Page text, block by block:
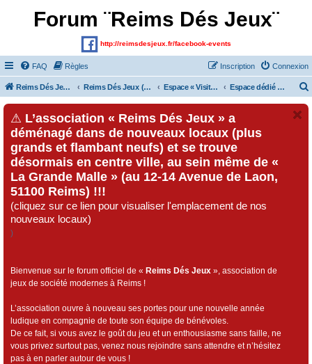
Forum ¨Reims Dés Jeux¨
http://reimsdesjeux.fr/facebook-events
FAQ Règles Connexion
Inscription
Reims Dés Jeux (Site) Reims Dés Jeux (Forum) Espace « Visiteurs » et inscrits au forum Espace dédié au « Festival Dés Jeux», organisé par l'association « Reims Dés Jeux » !!!
⚠ L’association « Reims Dés Jeux » a
déménagé dans de nouveaux locaux (plus
grands et flambant neufs) et se trouve
désormais en centre ville, au sein même de «
La Grande Malle » (au 12-14 Avenue de Laon,
51100 Reims) !!!
(cliquez sur ce lien pour visualiser l'emplacement de nos
nouveaux locaux)
)
Bienvenue sur le forum officiel de « Reims Dés Jeux », association de
jeux de société modernes à Reims !
L’association ouvre à nouveau ses portes pour une nouvelle année
ludique en compagnie de toute son équipe de bénévoles.
De ce fait, si vous avez le goût du jeu et un enthousiasme sans faille, ne
vous privez surtout pas, venez nous rejoindre sans attendre et n’hésitez
pas à en parler autour de vous !